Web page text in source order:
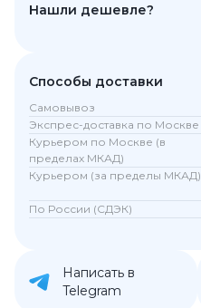
Нашли дешевле?
Способы доставки
Самовывоз
Экспрес-доставка по Москве
Курьером по Москве (в
пределах МКАД)
Курьером (за пределы МКАД)
По России (СДЭК)
Написать в
Telegram